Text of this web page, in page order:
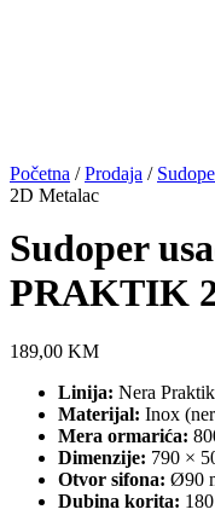
Početna /Prodaja /
2D Metalac
Sudoper
PRAKTIK
189,00 KM
Linija: Nera
Materijal: Inox
Mera ormarića:
Dimenzije: 790 ×
Otvor sifona: Ø90
Dubina korita: